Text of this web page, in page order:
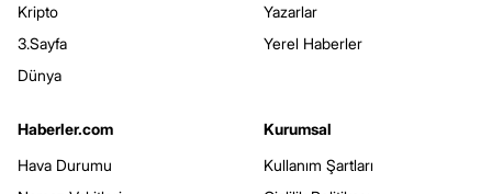
Kripto
3.Sayfa
Dünya
Yazarlar
Yerel Haberler
Haberler.com
Hava Durumu
Kurumsal
Kullanım Şartları